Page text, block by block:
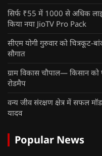
सिर्फ ₹55 में 1000 से अधिक
किया नया JioTV Pro Pack
सीएम योगी गुरुवार को चित्रकूट-
सौगात
ग्राम विकास चौपाल— किसान
रोडमैप
वन्य जीव संरक्षण क्षेत्र में सफल
यादव
Popular News